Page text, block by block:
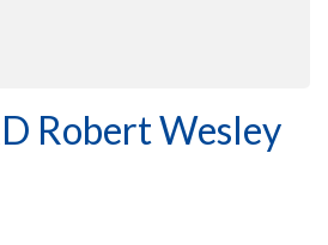
Robert Wesley